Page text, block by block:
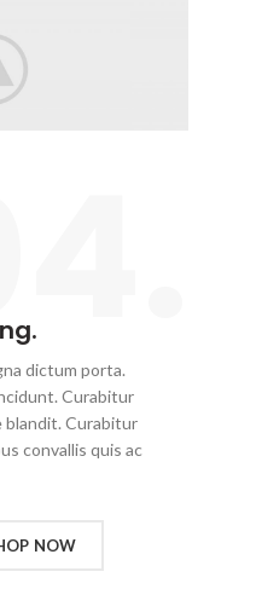
dictum porta.
Curabitur
blandit. Curabitur
convallis quis ac
NOW